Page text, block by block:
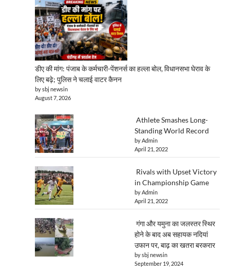
डीए की मांग: पंजाब के कर्मचारी-पेंशनर्स का हल्ला बोल, विधानसभा घेराव के
लिए बढ़े; पुलिस ने चलाई वाटर कैनन
by sbj newsin
August 7, 2026
Athlete Smashes Long-
Standing World Record
by Admin
April 21, 2022
Rivals with Upset Victory
in Championship Game
by Admin
April 21, 2022
गंगा और यमुना का जलस्तर स्थिर
होने के बाद अब सहायक नदियां
उफान पर, बाढ़ का खतरा बरकरार
by sbj newsin
September 19, 2024